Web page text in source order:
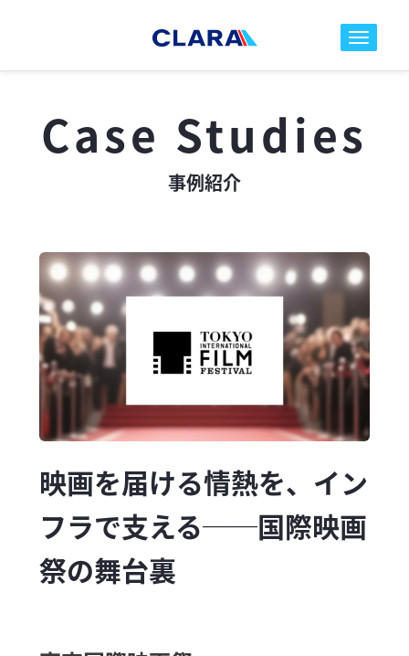
toggle
Case Studies
事例紹介
映画を届ける情熱を、イン
フラで支える──国際映画
祭の舞台裏